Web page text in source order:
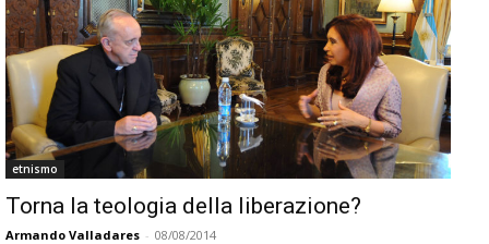
etnismo
Torna la teologia della liberazione?
Armando Valladares - 08/08/2014